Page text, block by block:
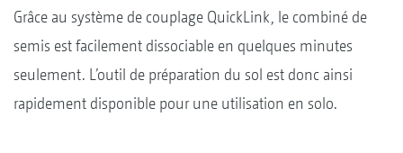
Grâce au système de couplage QuickLink, le combiné de
semis est facilement dissociable en quelques minutes
seulement. L’outil de préparation du sol est donc ainsi
rapidement disponible pour une utilisation en solo.